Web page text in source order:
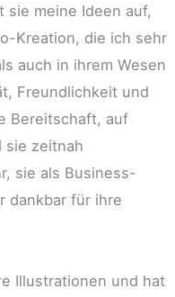
sie meine Ideen auf,
Kreation, die ich sehr
auch in ihrem Wesen
Freundlichkeit und
Bereitschaft, auf
sie zeitnah
sie als Business-
dankbar für ihre
Illustrationen und hat